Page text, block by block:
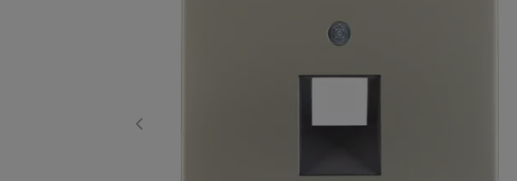
Termostaty i regulatory